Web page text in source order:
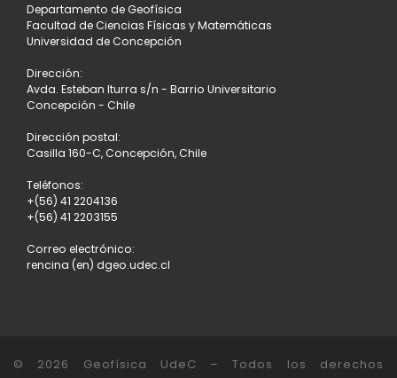
Departamento de Geofísica
Facultad de Ciencias Físicas y Matemáticas
Universidad de Concepción
Dirección:
Avda. Esteban Iturra s/n - Barrio Universitario
Concepción - Chile
Dirección postal:
Casilla 160-C, Concepción, Chile
Teléfonos:
+(56) 41 2204136
+(56) 41 2203155
Correo electrónico:
rencina (en) dgeo.udec.cl
© 2026 Geofísica UdeC – Todos los derechos